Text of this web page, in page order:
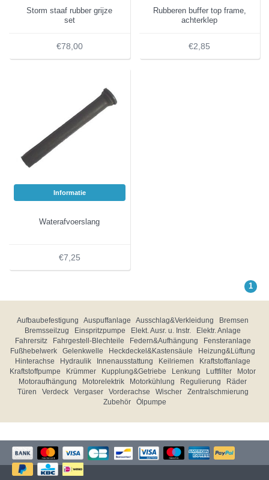
Storm staaf rubber grijze
set
€78,00
Rubberen buffer top frame,
achterklep
€2,85
Informatie
Waterafvoerslang
€7,25
1
Aufbaubefestigung Auspuffanlage Ausschlag&Verkleidung
Bremsen
Bremsseilzug
Einspritzpumpe Elekt. Ausr. u. Instr.
Elektr. Anlage
Fahrersitz
Fahrgestell-Blechteile Federn&Aufhängung
Fensteranlage
Fußhebelwerk
Gelenkwelle Heckdeckel&Kastensäule
Heizung&Lüftung
Hinterachse
Hydraulik Innenausstattung Keilriemen
Kraftstoffanlage
Kraftstoffpumpe
Krümmer Kupplung&Getriebe Lenkung Luftfilter
Motor
Motoraufhängung
Motorelektrik Motorkühlung Regulierung
Räder
Türen
Verdeck Vergaser Vorderachse Wischer
Zentralschmierung
Zubehör
Ölpumpe